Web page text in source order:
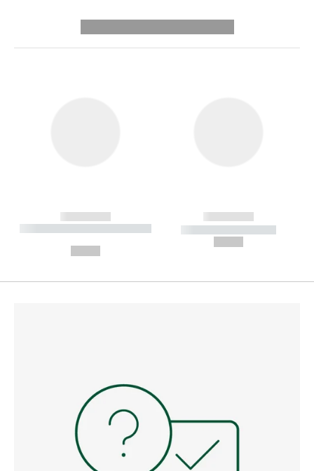
------------
----------- ----------- --------
------------
----------- -----------